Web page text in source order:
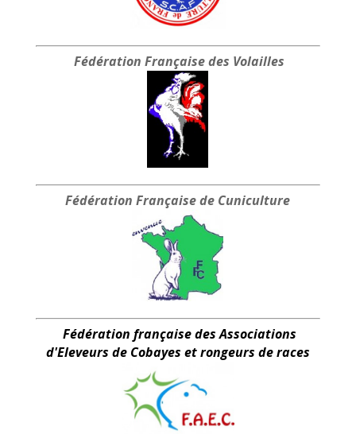
Fédération Française des Volailles
Fédération Française de Cuniculture
Fédération française des Associations
d'Eleveurs de Cobayes et rongeurs de races